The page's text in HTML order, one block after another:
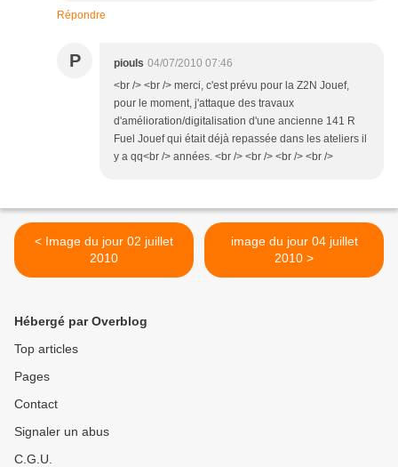
Répondre
P piouls 04/07/2010 07:46
<br /> <br /> merci, c'est prévu pour la Z2N Jouef,
pour le moment, j'attaque des travaux
d'amélioration/digitalisation d'une ancienne 141 R
Fuel Jouef qui était déjà repassée dans les ateliers il
y a qq<br /> années. <br /> <br /> <br /> <br />
< Image du jour 02 juillet
2010
image du jour 04 juillet
2010 >
Hébergé par Overblog
Top articles
Pages
Contact
Signaler un abus
C.G.U.